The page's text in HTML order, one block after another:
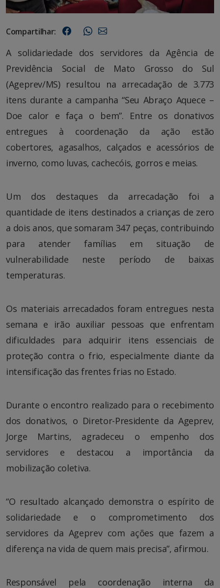
Compartilhar:
A solidariedade dos servidores da Agência de
Previdência Social de Mato Grosso do Sul
(Ageprev/MS) resultou na arrecadação de 3.773
itens durante a campanha “Seu Abraço Aquece –
Doe calor e faça o bem”. Entre os donativos
entregues à coordenação da ação estão
cobertores, agasalhos, calçados e acessórios de
inverno, como luvas, cachecóis, gorros e meias.
Um dos destaques da arrecadação foi a
quantidade de itens destinados a crianças de zero
a dois anos, que somaram 347 peças, contribuindo
para atender famílias em situação de
vulnerabilidade neste período de baixas
temperaturas.
Os materiais arrecadados foram entregues nesta
semana e irão auxiliar pessoas que enfrentam
dificuldades para adquirir itens essenciais de
proteção contra o frio, especialmente diante da
intensificação das frentes frias no Estado.
Durante o encontro realizado para o recebimento
dos donativos, o Diretor-Presidente da Ageprev,
Jorge Martins, agradeceu o empenho dos
servidores e destacou a importância da
mobilização coletiva.
“O resultado alcançado demonstra o espírito de
solidariedade e o comprometimento dos
servidores da Ageprev com ações que fazem a
diferença na vida de quem mais precisa”, afirmou.
Responsável pela coordenação interna da